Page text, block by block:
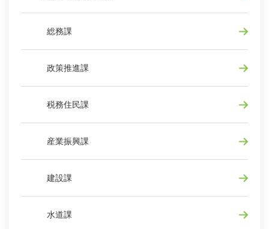
総務課
政策推進課
税務住民課
産業振興課
建設課
水道課